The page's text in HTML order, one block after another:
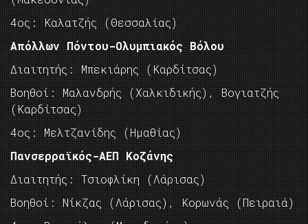
4ος: Καλατζής (Θεσσαλίας)
Απόλλων Πόντου-Ολυμπιακός Βόλου
Διαιτητής: Μπεκιάρης (Καρδίτσας)
Βοηθοί: Μαλανδρής (Χαλκιδικής), Βογιατζής
(Καρδίτσας)
4ος: Μελτζανίδης (Ημαθίας)
Πανσερραϊκός-ΑΕΠ Κοζάνης
Διαιτητής: Τσιοφλίκη (Λάρισας)
Βοηθοί: Νίκζας (Λάρισας), Κορωνάς (Πειραιά)